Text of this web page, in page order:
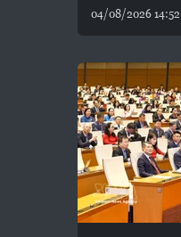
04/08/2026 14:52